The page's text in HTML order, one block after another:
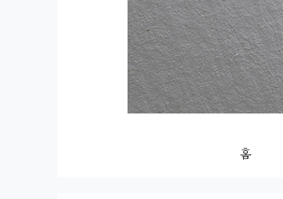
홈